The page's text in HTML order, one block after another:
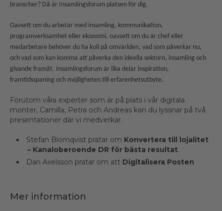
branscher? Då är Insamlingsforum platsen för dig.
Oavsett om du arbetar med insamling, kommunikation,
programverksamhet eller ekonomi, oavsett om du är chef eller
medarbetare behöver du ha koll på omvärlden, vad som påverkar nu,
och vad som kan komma att påverka den ideella sektorn, insamling och
givande framåt. Insamlingsforum är lika delar inspiration,
framtidsspaning och möjligheten till erfarenhetsutbyte.
Förutom våra experter som är på plats i vår digitala
monter, Camilla, Petra och Andreas kan du lyssnar på två
presentationer där vi medverkar.
Stefan Blomqvist pratar om Konvertera till lojalitet
– Kanaloberoende DR för bästa resultat.
Dan Axelsson pratar om att Digitalisera Posten
Mer information